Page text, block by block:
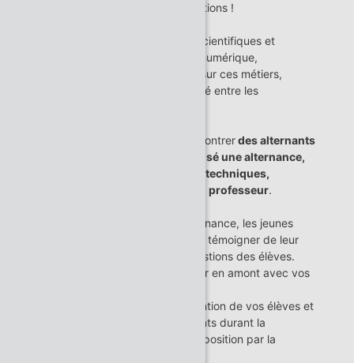
l’espérons, susciteront des vocations !
- Illustrer la réalité des métiers scientifiques et
techniques, de l'industrie et du numérique,
- Déconstruire les idées reçues sur ces métiers,
- Mettre l'accent sur l'interactivité entre les
Cette session permettra de rencontrerdes alternants
et jeunes diplômés qui ont réalisé une alternance,
travaillant dans les sciences et techniques,
accompagnés de leur tuteur ou professeur.
Après une introduction sur l'alternance, les jeunes
diplômés et alternants viendront témoigner de leur
parcours et répondront aux questions des élèves.
Nous vous invitons à en préparer en amont avec vos
Des documents favorisant l’attention de vos élèves et
l’interactivité avec les intervenants durant la
rencontre sont mises à votre disposition par la